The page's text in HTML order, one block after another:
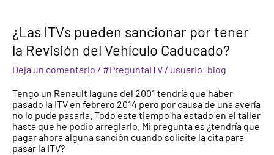
¿Las ITVs pueden sancionar por tener
la Revisión del Vehículo Caducado?
Deja un comentario / #PreguntaITV / usuario_blog
Tengo un Renault laguna del 2001 tendría que haber
pasado la ITV en febrero 2014 pero por causa de una avería
no lo pude pasarla. Todo este tiempo ha estado en el taller
hasta que he podio arreglarlo. Mi pregunta es ¿tendría que
pagar ahora alguna sanción cuando solicite la cita para
pasar la ITV?
¿Las
ITVs
pueden
por
la
Revisión
del
Vehículo
Caducado?